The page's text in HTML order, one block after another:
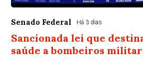
Senado Federal Há 3 dias
Sancionada lei que
saúde a bombeiros